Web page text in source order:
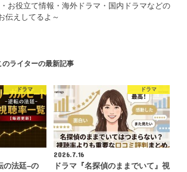
お役立て情報・海外ドラマ・国内ドラマなどの
伝えしてるよ～
のライターの最新記事
ドラマ
の法廷–の
ドラマ
2026.7.16
ドラマ『名探偵のままでいて』視